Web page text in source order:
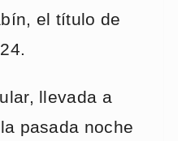
el título de
llevada a
pasada noche